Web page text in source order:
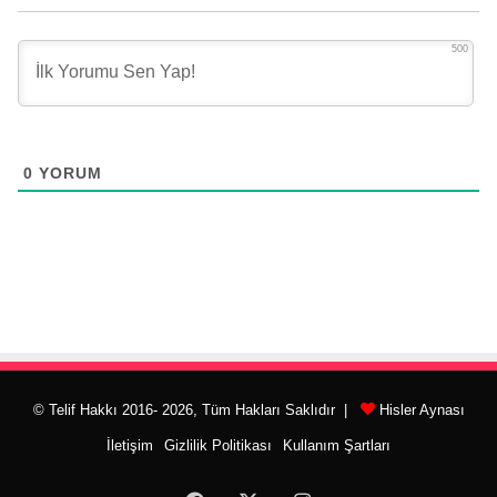
500
0 YORUM
© Telif Hakkı 2016- 2026, Tüm Hakları Saklıdır | Hisler Aynası
İletişim Gizlilik Politikası Kullanım Şartları